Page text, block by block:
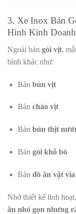
3. Xe Inox Bán
Hình Kinh
Ngoài bán gỏi vịt,
hình khác như:
Bán bún vịt
Bán cháo vịt
Bán bún thịt
Bán gỏi khô bò
Bán đồ ăn vặt vỉa
Nhờ thiết kế linh
ăn nhỏ gọn nhưng